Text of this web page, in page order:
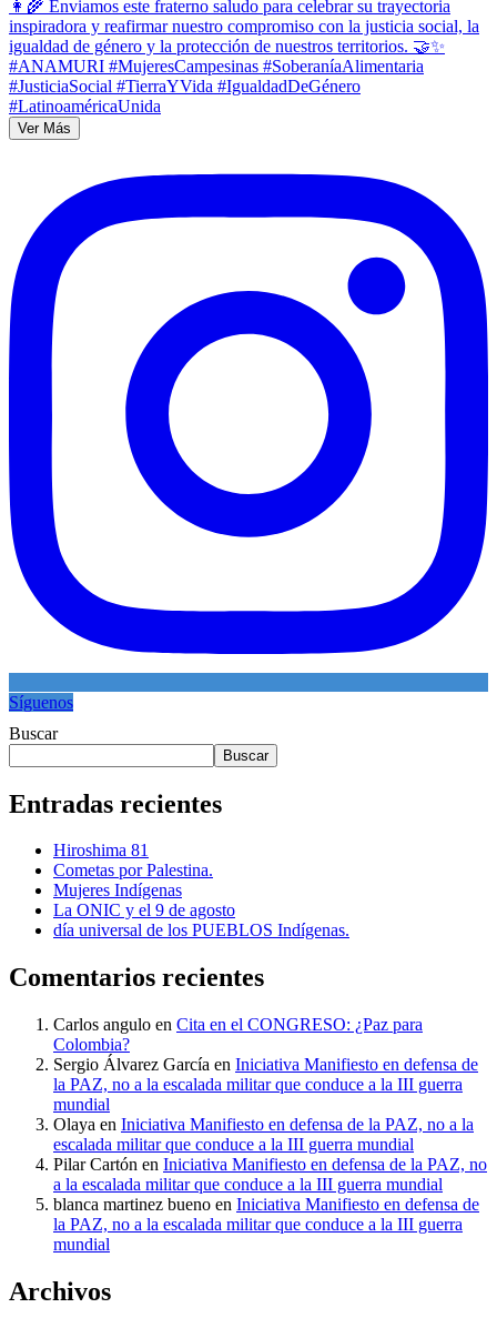
Ver Más
Síguenos
Buscar
Buscar
Entradas recientes
Hiroshima 81
Cometas por Palestina.
Mujeres Indígenas
La ONIC y el 9 de agosto
día universal de los PUEBLOS Indígenas.
Comentarios recientes
Carlos angulo en Cita en el CONGRESO: ¿Paz para
Colombia?
Sergio Álvarez García en Iniciativa Manifiesto en defensa de
la PAZ, no a la escalada militar que conduce a la III guerra
mundial
Olaya en Iniciativa Manifiesto en defensa de la PAZ, no a la
escalada militar que conduce a la III guerra mundial
Pilar Cartón en Iniciativa Manifiesto en defensa de la PAZ, no
a la escalada militar que conduce a la III guerra mundial
blanca martinez bueno en Iniciativa Manifiesto en defensa de
la PAZ, no a la escalada militar que conduce a la III guerra
mundial
Archivos